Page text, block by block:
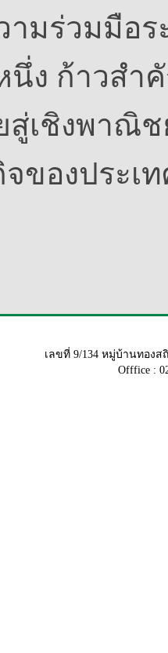
ามร่วมมือ
นึ่ง ก้าวสำ
สู่เชิงพาณิ
จของประเ
เลขที่ 9/134 หมู่บ้านทอง
Offfice :